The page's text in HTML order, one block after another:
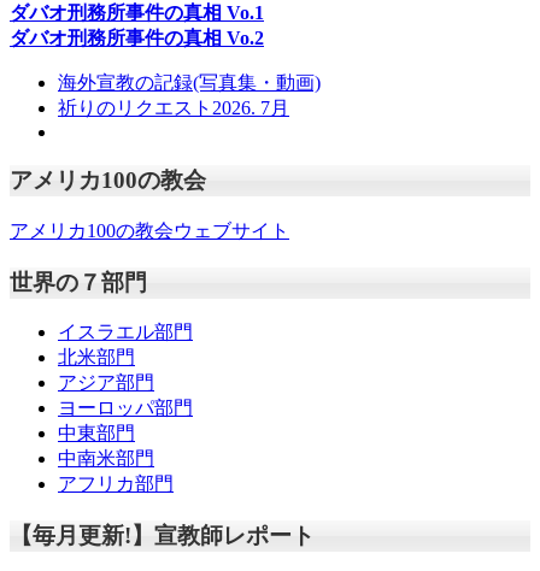
ダバオ刑務所事件の真相 Vo.1
ダバオ刑務所事件の真相 Vo.2
海外宣教の記録(写真集・動画)
祈りのリクエスト2026. 7月
アメリカ100の教会
アメリカ100の教会ウェブサイト
世界の７部門
イスラエル部門
北米部門
アジア部門
ヨーロッパ部門
中東部門
中南米部門
アフリカ部門
【毎月更新!】宣教師レポート